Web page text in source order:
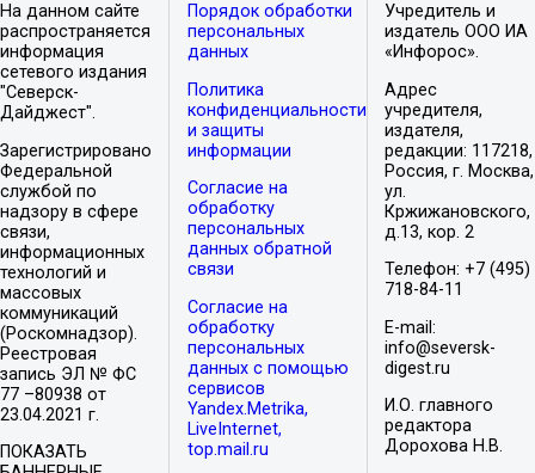
На данном сайте
распространяется
информация
сетевого издания
"Северск-
Дайджест".
Зарегистрировано
Федеральной
службой по
надзору в сфере
связи,
информационных
технологий и
массовых
коммуникаций
(Роскомнадзор).
Реестровая
запись ЭЛ № ФС
77 –80938 от
23.04.2021 г.
ПОКАЗАТЬ
Порядок обработки
персональных
данных
Политика
конфиденциальности
и защиты
информации
Согласие на
обработку
персональных
данных обратной
связи
Согласие на
обработку
персональных
данных с помощью
сервисов
Yandex.Metrika,
LiveInternet,
top.mail.ru
Учредитель и
издатель ООО ИА
«Инфорос».
Адрес
учредителя,
издателя,
редакции: 117218,
Россия, г. Москва,
ул.
Кржижановского,
д.13, кор. 2
Телефон: +7 (495)
718-84-11
E-mail:
info@seversk-
digest.ru
И.О. главного
редактора
Дорохова Н.В.